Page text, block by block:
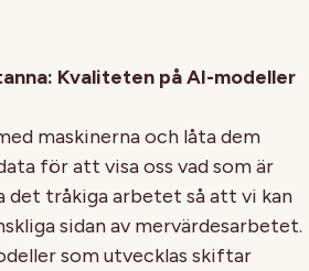
Kvaliteten på AI-modeller
maskinerna och låta dem
för att visa oss vad som är
det tråkiga arbetet så att vi kan
sidan av mervärdesarbetet.
som utvecklas skiftar